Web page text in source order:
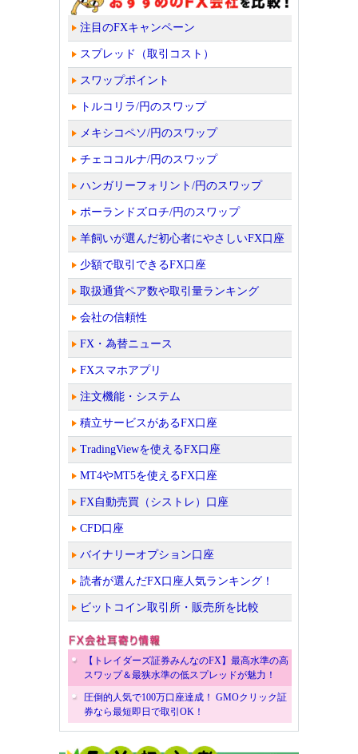
注目のFXキャンペーン
スプレッド（取引コスト）
スワップポイント
トルコリラ/円のスワップ
メキシコペソ/円のスワップ
チェココルナ/円のスワップ
ハンガリーフォリント/円のスワップ
ポーランドズロチ/円のスワップ
羊飼いが選んだ初心者にやさしいFX口座
少額で取引できるFX口座
取扱通貨ペア数や取引量ランキング
会社の信頼性
FX・為替ニュース
FXスマホアプリ
注文機能・システム
積立サービスがあるFX口座
TradingViewを使えるFX口座
MT4やMT5を使えるFX口座
FX自動売買（シストレ）口座
CFD口座
バイナリーオプション口座
読者が選んだFX口座人気ランキング！
ビットコイン取引所・販売所を比較
【トレイダーズ証券みんなのFX】最高水準の高
スワップ＆最狭水準の低スプレッドが魅力！
圧倒的人気で100万口座達成！ GMOクリック証
券なら最短即日で取引OK！